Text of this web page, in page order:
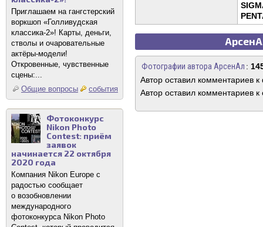
Приглашаем на гангстерский
воркшоп «Голливудская
классика-2»! Карты, деньги,
стволы и очаровательные
актёры-модели!
Откровенные, чувственные
сцены:...
Общие вопросы
события
Фотоконкурс
Nikon Photo
Contest: приём
заявок
начинается 22 октября
2020 года
Компания Nikon Europe с
радостью сообщает
о возобновлении
международного
фотоконкурса Nikon Photo
Фотографии автора АрсенАл :
Автор оставил комментариев
Автор оставил комментариев к